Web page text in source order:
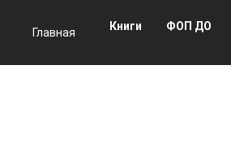
Главная Книги ФОП ДО